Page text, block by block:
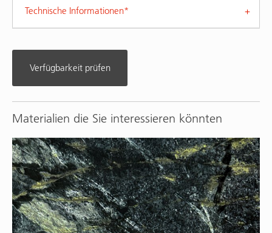
Technische Informationen*
Verfügbarkeit prüfen
Materialien die Sie interessieren könnten